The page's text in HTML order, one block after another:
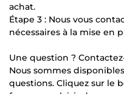
achat.
Étape 3 : Nous vous
nécessaires à la mise en
Une question ?
Nous sommes
questions. Cliquez sur le